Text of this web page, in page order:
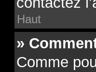
Haut
»
Comme